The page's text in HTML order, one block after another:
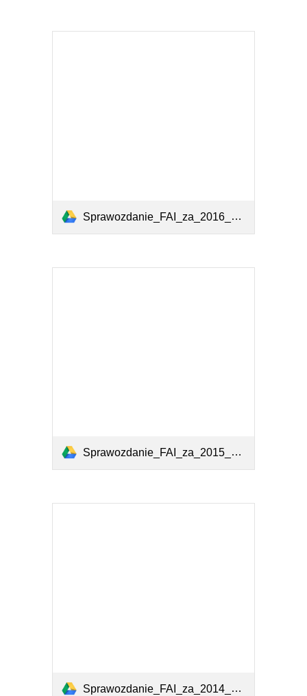
Sprawozdanie_FAI_za_2016_www.pdf
Sprawozdanie_FAI_za_2015_31-03-2016_www.pdf
Sprawozdanie_FAI_za_2014_www.pdf